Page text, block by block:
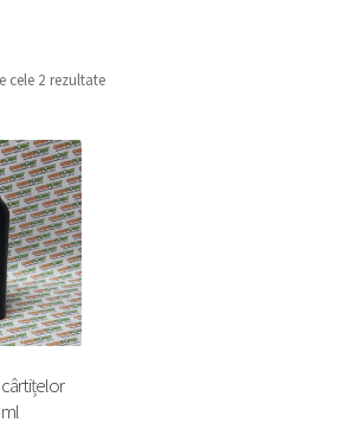
cele 2 rezultate
cârtițelor